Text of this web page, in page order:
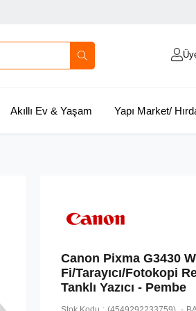
Akıllı Ev & Yaşam Yapı Market/
Canon Pixma G3430
Fi/Tarayıcı/Fotokopi
Tanklı Yazıcı - Pembe